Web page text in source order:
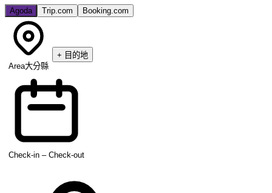
Agoda Trip.com Booking.com
Area大分縣
+ 目的地
Check-in – Check-out